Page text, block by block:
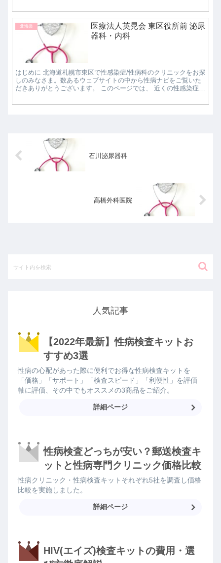
北海道
医療法人英晃会 東区役所前 泌尿
器科・内科
はじめに 北海道札幌市東区で性感染症/性病科のクリニックをお探
しのみなさま。数あるウェブサイトの中から性病ナビをご覧いた
だきありがとうございます。 このページでは、 近くの性感染症/
石川泌尿器科
高橋外科医院
人気記事
【2022年最新】性病検査キットお
すすめ3選
性病の心配があった際に便利でお得な性病検査キットを
「価格」「サポート」「検査スピード」「利便性」を評価
軸に評価、その中でもオススメの3商品をご紹介。
詳細ページ
性病検査どっちが安い？郵送検査キ
ットと性病専門クリニック価格比較
性病クリニック・性病検査キットそれぞれ5社を調査し価格
比較を実施しました。
詳細ページ
HIV(エイズ)検査キットの費用・選